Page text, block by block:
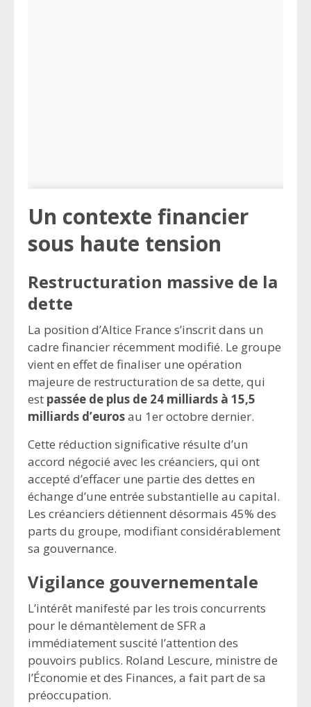
Un contexte financier
sous haute tension
Restructuration massive de la
dette
La position d’Altice France s’inscrit dans un
cadre financier récemment modifié. Le groupe
vient en effet de finaliser une opération
majeure de restructuration de sa dette, qui
est passée de plus de 24 milliards à 15,5
milliards d’eurosau 1er octobre dernier.
Cette réduction significative résulte d’un
accord négocié avec les créanciers, qui ont
accepté d’effacer une partie des dettes en
échange d’une entrée substantielle au capital.
Les créanciers détiennent désormais 45% des
parts du groupe, modifiant considérablement
sa gouvernance.
Vigilance gouvernementale
L’intérêt manifesté par les trois concurrents
pour le démantèlement de SFR a
immédiatement suscité l’attention des
pouvoirs publics. Roland Lescure, ministre de
l’Économie et des Finances, a fait part de sa
préoccupation.